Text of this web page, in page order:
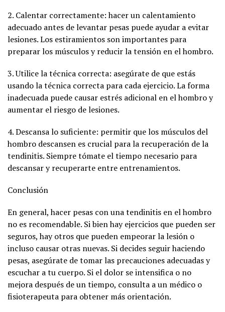
2. Calentar correctamente: hacer un calentamiento
adecuado antes de levantar pesas puede ayudar a evitar
lesiones. Los estiramientos son importantes para
preparar los músculos y reducir la tensión en el hombro.
3. Utilice la técnica correcta: asegúrate de que estás
usando la técnica correcta para cada ejercicio. La forma
inadecuada puede causar estrés adicional en el hombro y
aumentar el riesgo de lesiones.
4. Descansa lo suficiente: permitir que los músculos del
hombro descansen es crucial para la recuperación de la
tendinitis. Siempre tómate el tiempo necesario para
descansar y recuperarte entre entrenamientos.
Conclusión
En general, hacer pesas con una tendinitis en el hombro
no es recomendable. Si bien hay ejercicios que pueden ser
seguros, hay otros que pueden empeorar la lesión o
incluso causar otras nuevas. Si decides seguir haciendo
pesas, asegúrate de tomar las precauciones adecuadas y
escuchar a tu cuerpo. Si el dolor se intensifica o no
mejora después de un tiempo, consulta a un médico o
fisioterapeuta para obtener más orientación.